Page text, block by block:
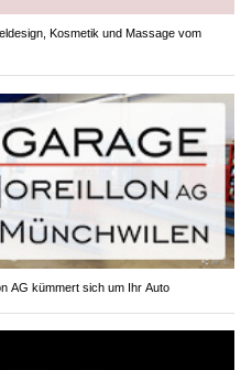
Kosmetik und Massage vom